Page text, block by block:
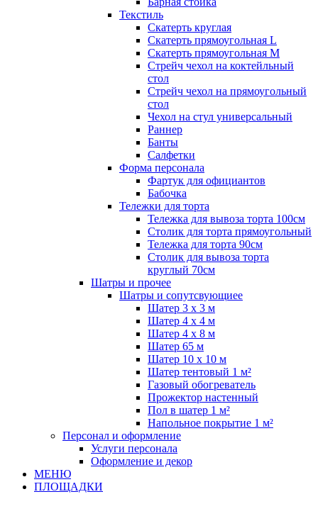
Текстиль
Скатерть круглая
Скатерть прямоугольная L
Скатерть прямоугольная M
Стрейч чехол на коктейльный
стол
Стрейч чехол на прямоугольный
стол
Чехол на стул универсальный
Раннер
Банты
Салфетки
Форма персонала
Фартук для официантов
Бабочка
Тележки для торта
Тележка для вывоза торта 100см
Столик для торта прямоугольный
Тележка для торта 90см
Столик для вывоза торта
круглый 70см
Шатры и прочее
Шатры и сопутсвующиее
Шатер 3 х 3 м
Шатер 4 х 4 м
Шатер 4 х 8 м
Шатер 65 м
Шатер 10 х 10 м
Шатер тентовый 1 м²
Газовый обогреватель
Прожектор настенный
Пол в шатер 1 м²
Напольное покрытие 1 м²
Персонал и оформление
Услуги персонала
Оформление и декор
МЕНЮ
ПЛОЩАДКИ